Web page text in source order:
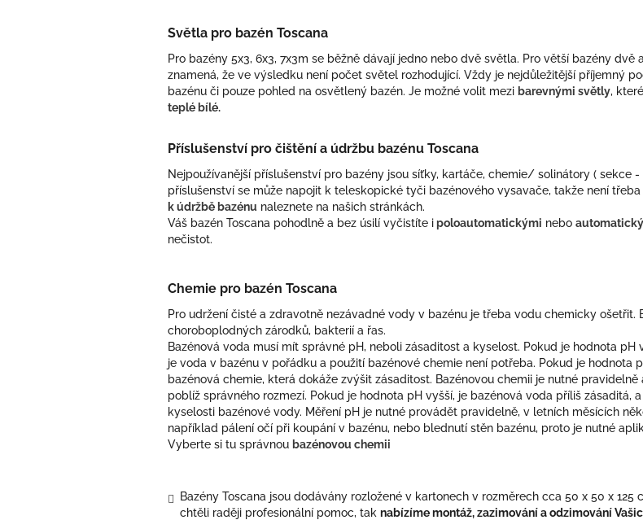
Světla pro bazén Toscana
Pro bazény 5x3, 6x3, 7x3m se běžně dávají jedno nebo dvě světla. Pro větší bazény
znamená, že ve výsledku není počet světel rozhodující. Vždy je nejdůležitější příjemný
bazénu či pouze pohled na osvětlený bazén. Je možné volit mezi barevnými světly,
teplé bílé.
Příslušenství pro čištění a údržbu bazénu Toscana
Nejpoužívanější příslušenství pro bazény jsou síťky, kartáče, chemie/ solinátory ( sekce -
příslušenství se může napojit k teleskopické tyči bazénového vysavače, takže není
k údržbě bazénu naleznete na našich stránkách.
Váš bazén Toscana pohodlně a bez úsilí vyčistíte ipoloautomatickými nebo
nečistot.
Chemie pro bazén Toscana
Pro udržení čisté a zdravotně nezávadné vody v bazénu je třeba vodu chemicky ošetřit.
choroboplodných zárodků, bakterií a řas.
Bazénová voda musí mít správné pH, neboli zásaditost a kyselost. Pokud je hodnota pH
je voda v bazénu v pořádku a použití bazénové chemie není potřeba. Pokud je hodnota
bazénová chemie, která dokáže zvýšit zásaditost. Bazénovou chemii je nutné
poblíž správného rozmezí. Pokud je hodnota pH vyšší, je bazénová voda příliš zásaditá,
kyselosti bazénové vody. Měření pH je nutné provádět pravidelně, v letních měsících
například pálení očí při koupání v bazénu, nebo blednutí stěn bazénu, proto je nutné
Vyberte si tu správnou bazénovou chemii
Bazény Toscana jsou dodávány rozložené v kartonech v rozměrech cca 50 x 50 x
chtěli raději profesionální pomoc, tak nabízíme montáž, zazimování a odzimování